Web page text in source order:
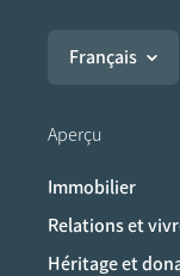
Français
Aperçu
Immobilier
Relations et
Héritage et